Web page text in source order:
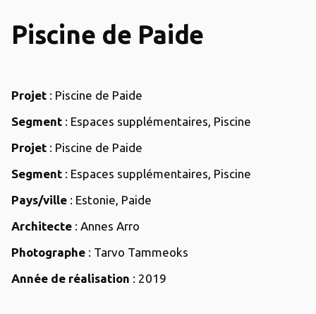
Piscine de Paide
Projet : Piscine de Paide
Segment : Espaces supplémentaires, Piscine
Projet : Piscine de Paide
Segment : Espaces supplémentaires, Piscine
Pays/ville : Estonie, Paide
Architecte : Annes Arro
Photographe : Tarvo Tammeoks
Année de réalisation : 2019